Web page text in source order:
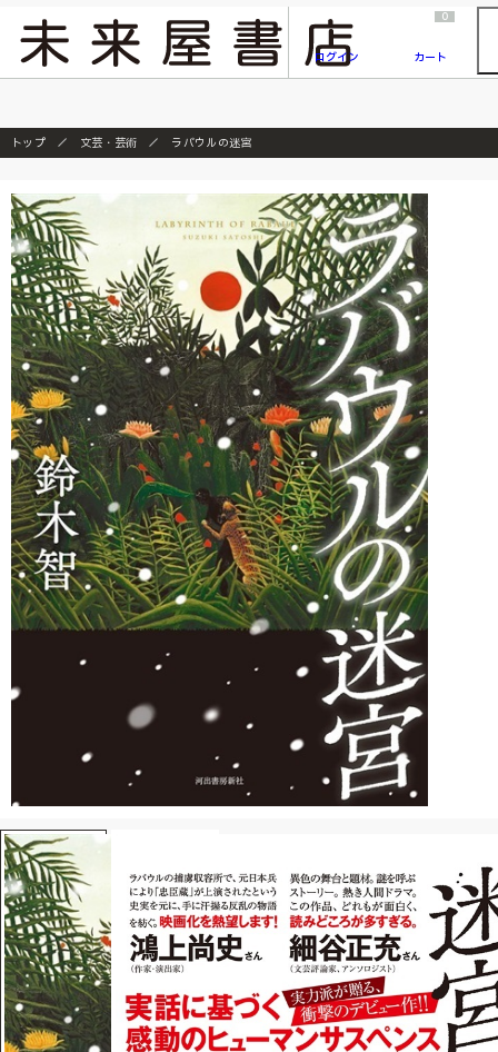
『ONE PIECE magazine 021 ONE PIECEカード付き同梱版』発売延期のご案内
ログイン
0
カート
トップ 文芸・芸術 ラバウルの迷宮